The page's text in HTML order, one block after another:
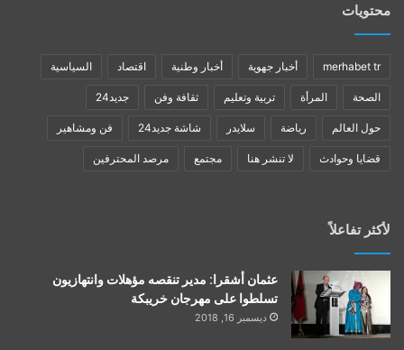
محتويات
merhabet tr أخبار جهوية أخبار وطنية اقتصاد السياسية
الصحة المرأة تربية وتعليم ثقافة وفن جديد24
حول العالم رياضة سلايدر شاشة جديد24 فن ومشاهير
قضايا وحوادث لا تنشر هنا مجتمع مرصد المحترفين
لأكثر تفاعلاً
عثمان أشقرا: مدير تنقصه مؤهلات وانتهازيون
تسلطوا على مهرجان خريبكة
ديسمبر 16, 2018